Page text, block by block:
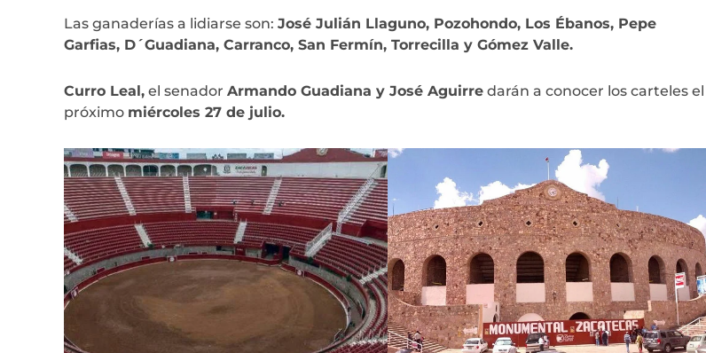
Las ganaderías a lidiarse son: José Julián Llaguno, Pozohondo, Los Ébanos, Pepe
Garfias, D´Guadiana, Carranco, San Fermín, Torrecilla y Gómez Valle.
Curro Leal, el senador Armando Guadiana y José Aguirre darán a conocer los carteles el
próximo miércoles 27 de julio.